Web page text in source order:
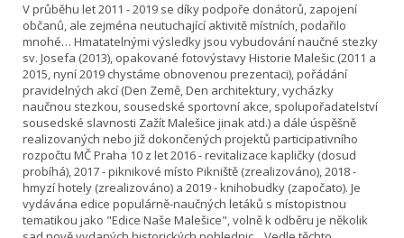
V průběhu let 2011 - 2019 se díky podpoře donátorů, zapojení
občanů, ale zejména neutuchající aktivitě místních, podařilo
mnohé… Hmatatelnými výsledky jsou vybudování naučné stezky
sv. Josefa (2013), opakované fotovýstavy Historie Malešic (2011 a
2015, nyní 2019 chystáme obnovenou prezentaci), pořádání
pravidelných akcí (Den Země, Den architektury, vycházky
naučnou stezkou, sousedské sportovní akce, spolupořadatelství
sousedské slavnosti Zažít Malešice jinak atd.) a dále úspěšně
realizovaných nebo již dokončených projektů participativního
rozpočtu MČ Praha 10 z let 2016 - revitalizace kapličky (dosud
probíhá), 2017 - piknikové místo Pikniště (zrealizováno), 2018 -
hmyzí hotely (zrealizováno) a 2019 - knihobudky (započato). Je
vydávána edice populárně-naučných letáků s místopistnou
tematikou jako "Edice Naše Malešice", volně k odběru je několik